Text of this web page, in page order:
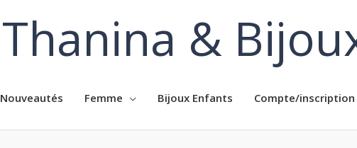
Thanina &
Nouveautés Femme Bijoux Enfants Compte/inscription